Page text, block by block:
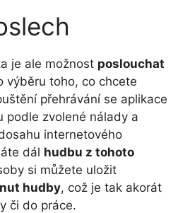
je ale možnost poslouchat
výběru toho, co chcete
přehrávání se aplikace
podle zvolené nálady a
internetového
dál hudbu z tohoto
si můžete uložit
hudby, což je tak akorát
či do práce.